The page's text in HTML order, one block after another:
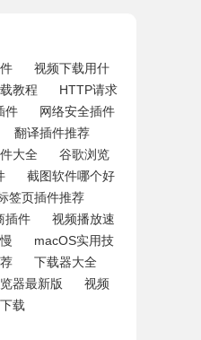
视频下载用什
教程
HTTP请求
件
网络安全插件
翻译插件推荐
大全
谷歌浏览
截图软件哪个好
签页插件推荐
插件
视频播放速
macOS实用技
下载器大全
器最新版
视频
载